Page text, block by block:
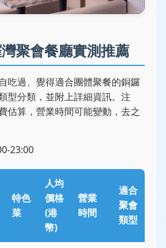
聚會餐廳實測推薦
吃過、覺得適合團體聚餐的銅鑼
型分類，並附上詳細資訊。注
估算，營業時間可能變動，去之
23:00
特色
菜
人均
價格
(港
幣)
營業
時間
適合
聚會
類型